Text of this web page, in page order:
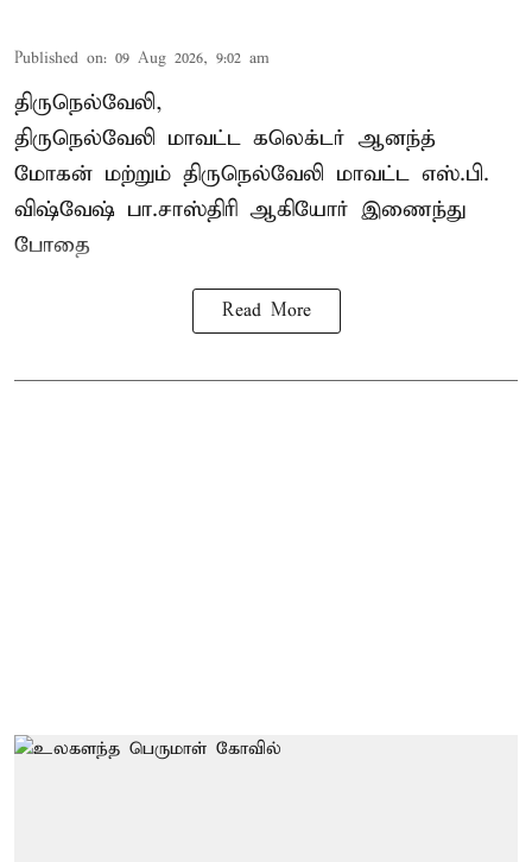
Published on: 09 Aug 2026, 9:02 am
திருநெல்வேலி,
திருநெல்வேலி மாவட்ட கலெக்டர் ஆனந்த்
மோகன் மற்றும் திருநெல்வேலி மாவட்ட எஸ்.பி.
விஷ்வேஷ் பா.சாஸ்திரி ஆகியோர் இணைந்து
போதை
Read More